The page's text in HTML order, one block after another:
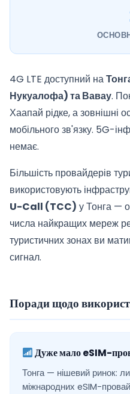
4G LTE доступний на
Нукуалофа) та Вавау.
Хаапай рідке, а зовнішні
мобільного зв'язку. 5G-
немає.
Більшість провайдерів
використовують
U-Call (TCC) у Тонга —
числа найкращих мереж
туристичних зонах ви
сигнал.
Поради щодо
Дуже мало eSIM-
Тонга — нішевий ринок:
міжнародних eSIM-